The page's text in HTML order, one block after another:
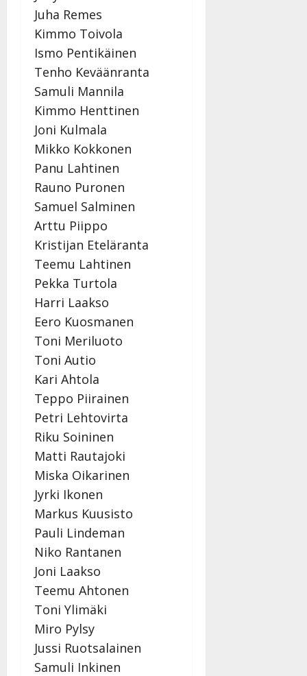
Juha Remes
Kimmo Toivola
Ismo Pentikäinen
Tenho Keväänranta
Samuli Mannila
Kimmo Henttinen
Joni Kulmala
Mikko Kokkonen
Panu Lahtinen
Rauno Puronen
Samuel Salminen
Arttu Piippo
Kristijan Eteläranta
Teemu Lahtinen
Pekka Turtola
Harri Laakso
Eero Kuosmanen
Toni Meriluoto
Toni Autio
Kari Ahtola
Teppo Piirainen
Petri Lehtovirta
Riku Soininen
Matti Rautajoki
Miska Oikarinen
Jyrki Ikonen
Markus Kuusisto
Pauli Lindeman
Niko Rantanen
Joni Laakso
Teemu Ahtonen
Toni Ylimäki
Miro Pylsy
Jussi Ruotsalainen
Samuli Inkinen